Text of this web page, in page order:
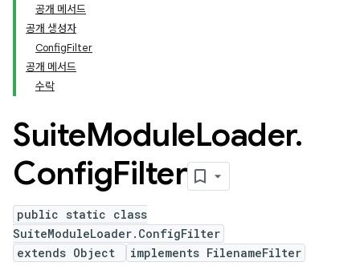
공개 메서드
공개 생성자
ConfigFilter
공개 메서드
수락
SuiteModuleLoader.
ConfigFilter
public static class
SuiteModuleLoader.ConfigFilter
extends Object
implements FilenameFilter